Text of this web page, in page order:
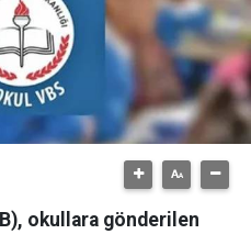
okullara gönderilen